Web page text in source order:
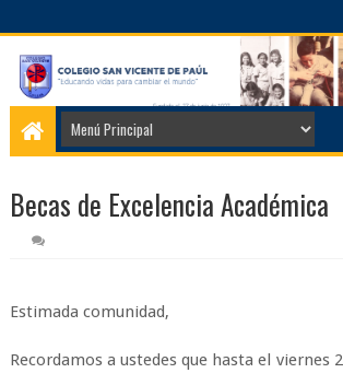
Becas de Excelencia Académica
Estimada comunidad,
Recordamos a ustedes que hasta el viernes